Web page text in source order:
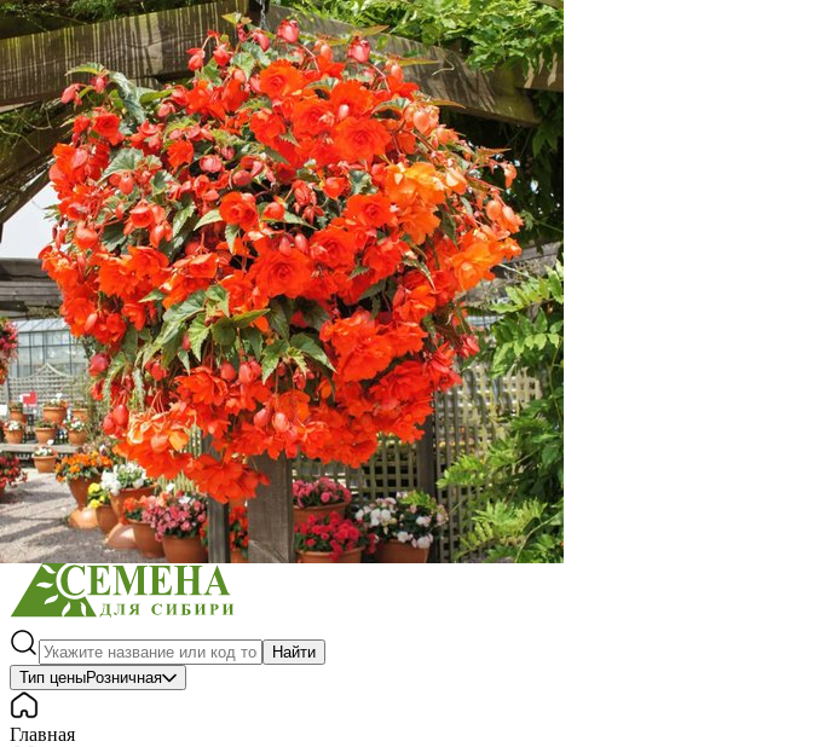
Выберите город
Обратный звонокЗаказать обратный звонок
Каталог
Семена
Грунты
Газонные травы, сидераты
Горшки, рассадники, аксессуары
Посадочный материал
Садовый инструмент, инвентарь
Консервирование
Средства защиты, удобрения, добавки, химия
Обустройство сада, декор
Найти
Тип ценыРозничная
Главная